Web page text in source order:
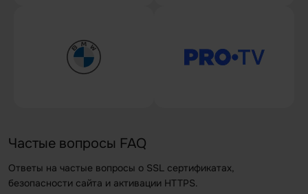
Частые вопросы FAQ
Ответы на частые вопросы о SSL сертификатах,
безопасности сайта и активации HTTPS.